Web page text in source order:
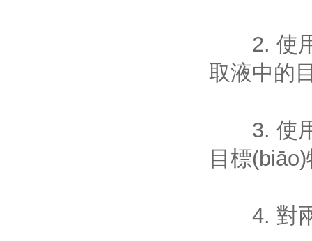
2. 使用
取液中的
3. 使用
目標(biāo)
4. 對兩